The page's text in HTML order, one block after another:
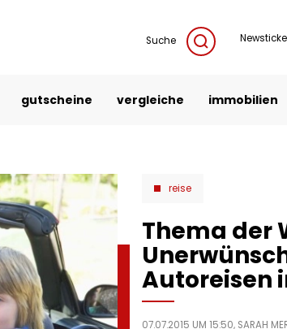
Suche
gutscheine vergleiche immobilien
reise
Thema der
Autoreisen
07.07.2015 UM 15:50, SARAH